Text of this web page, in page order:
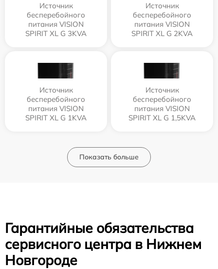
Источник
бесперебойного
питания VISION
SPIRIT XL G 3KVA
Источник
бесперебойного
питания VISION
SPIRIT XL G 2KVA
Источник
бесперебойного
питания VISION
SPIRIT XL G 1KVA
Источник
бесперебойного
питания VISION
SPIRIT XL G 1,5KVA
Показать больше
Гарантийные обязательства
сервисного центра в Нижнем
Новгороде